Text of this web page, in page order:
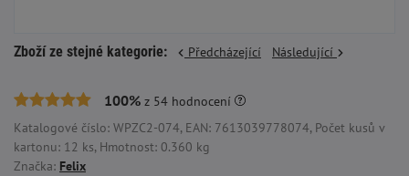
Zboží ze stejné kategorie: Předcházející Následující
100% z 54 hodnocení
Katalogové číslo: WPZC2-074, EAN: 7613039778074, Počet kusů v
kartonu: 12 ks, Hmotnost: 0.360 kg
Značka: Felix